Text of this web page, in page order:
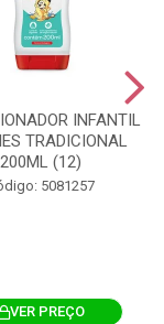
INFANTIL
TRADICIONAL
200ML (12)
5081257
VER PREÇO